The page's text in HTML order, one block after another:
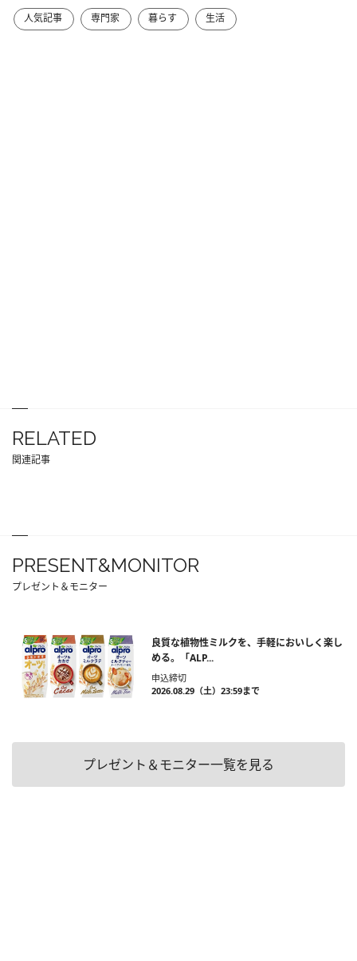
人気記事 専門家 暮らす 生活
RELATED
関連記事
PRESENT&MONITOR
プレゼント＆モニター
良質な植物性ミルクを、手軽においしく楽し
める。「ALP...
申込締切
2026.08.29（土）23:59まで
プレゼント＆モニター一覧を見る